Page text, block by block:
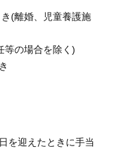
(離婚、児童養護施
等の場合を除く)
を迎えたときに手当